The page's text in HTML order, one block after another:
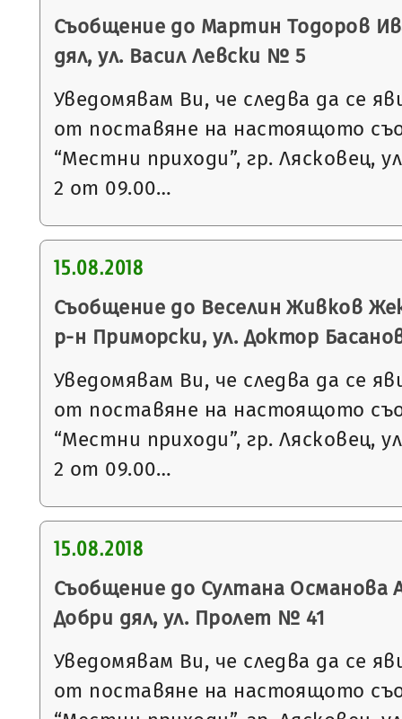
Съобщение до Мартин Тодоров
дял, ул. Васил Левски № 5
Уведомявам Ви, че следва да се
от поставяне на настоящото
“Местни приходи”, гр. Лясковец,
2 от 09.00…
15.08.2018
Съобщение до Веселин Живков
р-н Приморски, ул. Доктор
Уведомявам Ви, че следва да се
от поставяне на настоящото
“Местни приходи”, гр. Лясковец,
2 от 09.00…
15.08.2018
Съобщение до Султана Османова
Добри дял, ул. Пролет № 41
Уведомявам Ви, че следва да се
от поставяне на настоящото